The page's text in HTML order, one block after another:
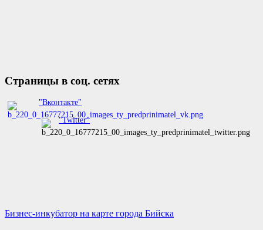
Страницы в соц. сетях
"Вконтакте"
"Twitter"
Бизнес-инкубатор на карте города Бийска